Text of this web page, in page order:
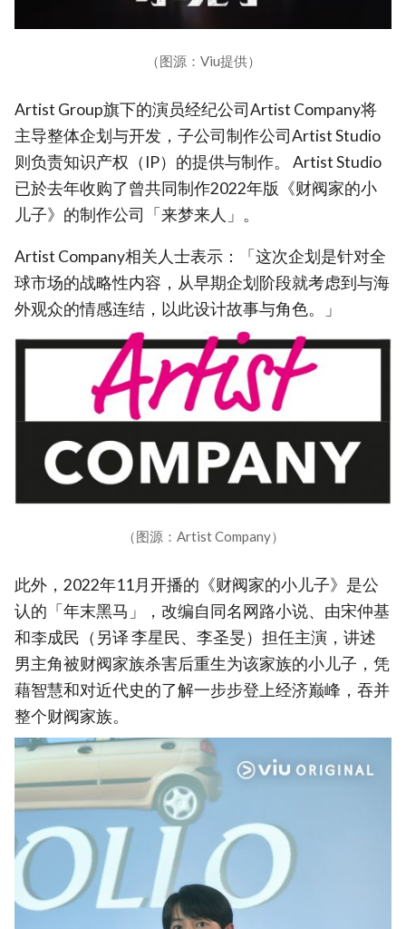
（图源：Viu提供）
Artist Group旗下的演员经纪公司Artist Company将
主导整体企划与开发，子公司制作公司Artist Studio
则负责知识产权（IP）的提供与制作。 Artist Studio
已於去年收购了曾共同制作2022年版《财阀家的小
儿子》的制作公司「来梦来人」。
Artist Company相关人士表示：「这次企划是针对全
球市场的战略性内容，从早期企划阶段就考虑到与海
外观众的情感连结，以此设计故事与角色。」
（图源：Artist Company）
此外，2022年11月开播的《财阀家的小儿子》是公
认的「年末黑马」，改编自同名网路小说、由宋仲基
和李成民（另译 李星民、李圣旻）担任主演，讲述
男主角被财阀家族杀害后重生为该家族的小儿子，凭
藉智慧和对近代史的了解一步步登上经济巅峰，吞并
整个财阀家族。